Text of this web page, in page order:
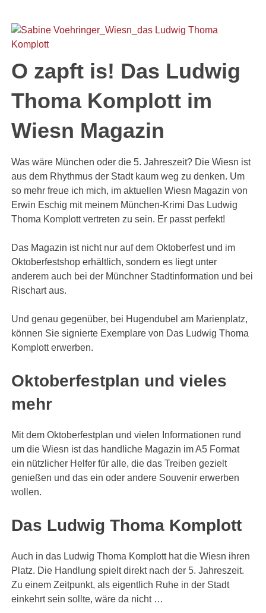
O zapft is! Das Ludwig
Thoma Komplott im
Wiesn Magazin
Was wäre München oder die 5. Jahreszeit? Die Wiesn ist
aus dem Rhythmus der Stadt kaum weg zu denken. Um
so mehr freue ich mich, im aktuellen Wiesn Magazin von
Erwin Eschig mit meinem München-Krimi Das Ludwig
Thoma Komplott vertreten zu sein. Er passt perfekt!
Das Magazin ist nicht nur auf dem Oktoberfest und im
Oktoberfestshop erhältlich, sondern es liegt unter
anderem auch bei der Münchner Stadtinformation und bei
Rischart aus.
Und genau gegenüber, bei Hugendubel am Marienplatz,
können Sie signierte Exemplare von Das Ludwig Thoma
Komplott erwerben.
Oktoberfestplan und vieles
mehr
Mit dem Oktoberfestplan und vielen Informationen rund
um die Wiesn ist das handliche Magazin im A5 Format
ein nützlicher Helfer für alle, die das Treiben gezielt
genießen und das ein oder andere Souvenir erwerben
wollen.
Das Ludwig Thoma Komplott
Auch in das Ludwig Thoma Komplott hat die Wiesn ihren
Platz. Die Handlung spielt direkt nach der 5. Jahreszeit.
Zu einem Zeitpunkt, als eigentlich Ruhe in der Stadt
einkehrt sein sollte, wäre da nicht …